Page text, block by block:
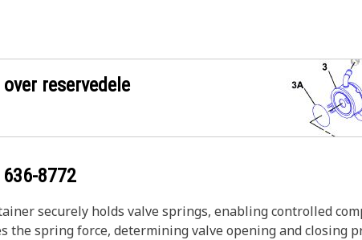
reservedele
636-8772
securely holds valve springs, enabling controlled
the spring force, determining valve opening and closing